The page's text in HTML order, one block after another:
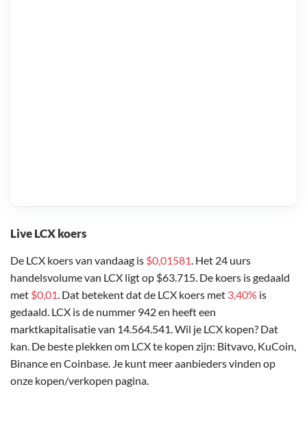
Live LCX koers
De LCX koers van vandaag is $0,01581. Het 24 uurs
handelsvolume van LCX ligt op $63.715. De koers is gedaald
met $0,01. Dat betekent dat de LCX koers met 3,40% is
gedaald. LCX is de nummer 942 en heeft een
marktkapitalisatie van 14.564.541. Wil je LCX kopen? Dat
kan. De beste plekken om LCX te kopen zijn: Bitvavo, KuCoin,
Binance en Coinbase. Je kunt meer aanbieders vinden op
onze kopen/verkopen pagina.